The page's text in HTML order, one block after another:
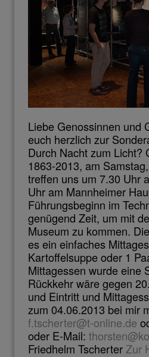
Liebe Genossinnen und
euch herzlich zur
Durch Nacht zum Licht?
1863-2013, am
treffen uns um 7.30 Uhr
Uhr am Mannheimer
Führungsbeginn im
genügend Zeit, um mit
Museum zu kommen.
es ein einfaches
Kartoffelsuppe oder 1
Mittagessen wurde eine
Rückkehr wäre gegen
und Eintritt und
zum 04.06.2013 bei mir
f.tscherter@t-online.de
oder E-Mail:
Friedhelm Tscherter Zur